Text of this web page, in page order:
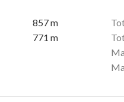
857 m
771 m